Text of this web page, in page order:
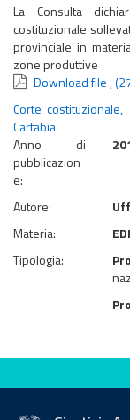
La Consulta
costituzionale
provinciale in
zone produttive
Download file ,
Corte
Cartabia
Anno di
pubblicazion
e:
Autore:
Materia:
Tipologia:
Valuta